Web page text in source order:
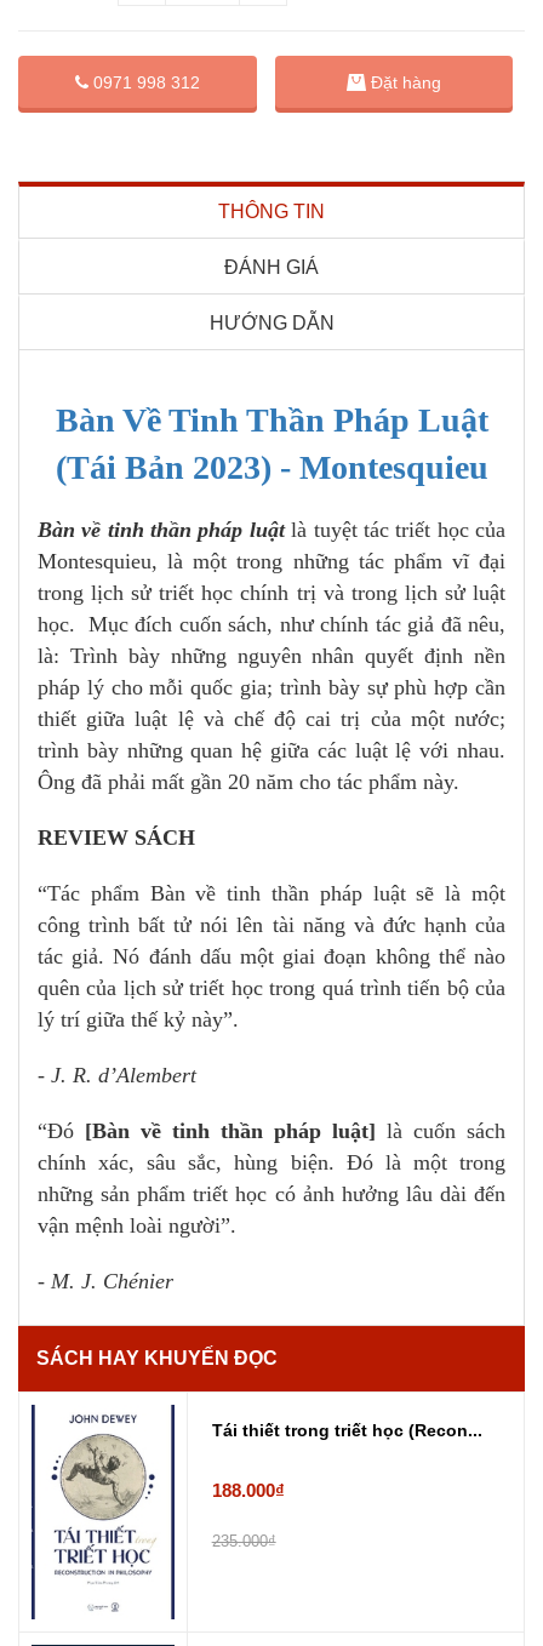
0971 998 312 Đặt hàng
THÔNG TIN
ĐÁNH GIÁ
HƯỚNG DẪN
Bàn Về Tinh Thần Pháp Luật
(Tái Bản 2023) - Montesquieu
Bàn về tinh thần pháp luậtlà tuyệt tác triết học của
Montesquieu, là một trong những tác phẩm vĩ đại
trong lịch sử triết học chính trị và trong lịch sử luật
học. Mục đích cuốn sách, như chính tác giả đã nêu,
là: Trình bày những nguyên nhân quyết định nền
pháp lý cho mỗi quốc gia; trình bày sự phù hợp cần
thiết giữa luật lệ và chế độ cai trị của một nước;
trình bày những quan hệ giữa các luật lệ với nhau.
Ông đã phải mất gần 20 năm cho tác phẩm này.
REVIEW SÁCH
“Tác phẩm Bàn về tinh thần pháp luật sẽ là một
công trình bất tử nói lên tài năng và đức hạnh của
tác giả. Nó đánh dấu một giai đoạn không thể nào
quên của lịch sử triết học trong quá trình tiến bộ của
lý trí giữa thế kỷ này”.
- J. R. d’Alembert
“Đó [Bàn về tinh thần pháp luật] là cuốn sách
chính xác, sâu sắc, hùng biện. Đó là một trong
những sản phẩm triết học có ảnh hưởng lâu dài đến
vận mệnh loài người”.
- M. J. Chénier
SÁCH HAY KHUYẾN ĐỌC
Tái thiết trong triết học (Recon...
188.000₫
235.000₫